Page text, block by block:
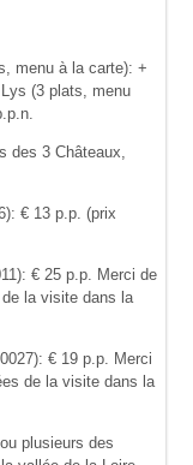
menu à la carte): +
(3 plats, menu
des 3 Châteaux,
€ 13 p.p. (prix
€ 25 p.p. Merci de
la visite dans la
€ 19 p.p. Merci
de la visite dans la
plusieurs des